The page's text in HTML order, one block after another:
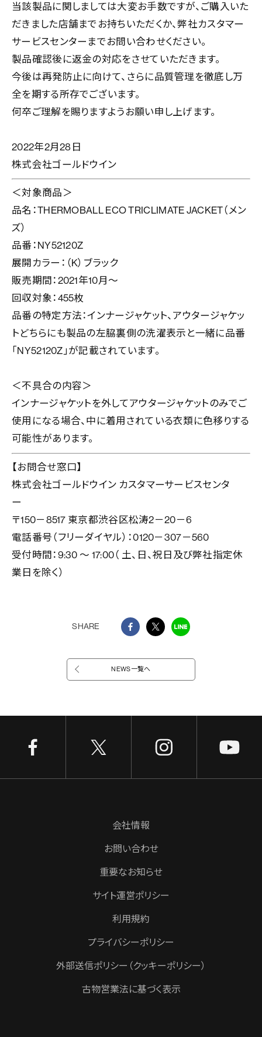
当該製品に関しましては大変お手数ですが、ご購入いた
だきました店舗までお持ちいただくか、弊社カスタマー
サービスセンターまでお問い合わせください。
製品確認後に返金の対応をさせていただきます。
今後は再発防止に向けて、さらに品質管理を徹底し万
全を期する所存でございます。
何卒ご理解を賜りますようお願い申し上げます。
2022年2月28日
株式会社ゴールドウイン
＜対象商品＞
品名：THERMOBALL ECO TRICLIMATE JACKET（メン
ズ）
品番：NY52120Z
展開カラー：（K）ブラック
販売期間：2021年10月～
回収対象：455枚
品番の特定方法：インナージャケット、アウタージャケッ
トどちらにも製品の左脇裏側の洗濯表示と一緒に品番
「NY52120Z」が記載されています。
＜不具合の内容＞
インナージャケットを外してアウタージャケットのみでご
使用になる場合、中に着用されている衣類に色移りする
可能性があります。
【お問合せ窓口】
株式会社ゴールドウイン カスタマーサービスセンタ
ー
〒150－8517 東京都渋谷区松涛2－20－6
電話番号（フリーダイヤル）：0120－307－560
受付時間：9:30 〜 17:00（ 土、日、祝日及び弊社指定休
業日を除く）
SHARE
NEWS一覧へ
会社情報
お問い合わせ
重要なお知らせ
サイト運営ポリシー
利用規約
プライバシーポリシー
外部送信ポリシー（クッキーポリシー）
古物営業法に基づく表示